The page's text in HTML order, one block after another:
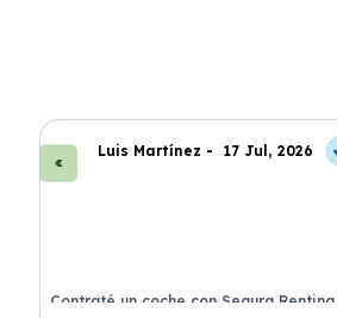
Luis Martínez - 17 Jul, 2026
Contraté un coche con Segura